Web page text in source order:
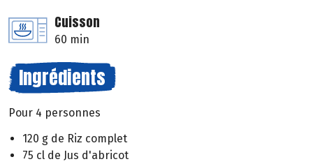
Cuisson
60 min
Ingrédients
Pour 4 personnes
120 g de Riz complet
75 cl de Jus d'abricot